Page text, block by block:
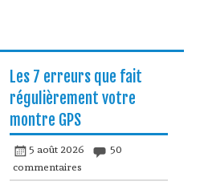
Les 7 erreurs que fait
régulièrement votre
montre GPS
5 août 2026
50
commentaires